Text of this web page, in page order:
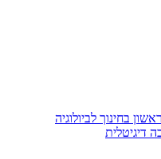
בחינוך לביולוגיה